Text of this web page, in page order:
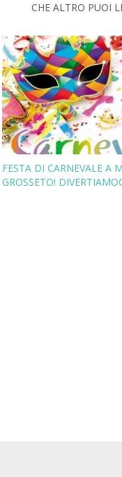
CHE ALTRO PUOI
FESTA DI CARNEVALE A
GROSSETO!